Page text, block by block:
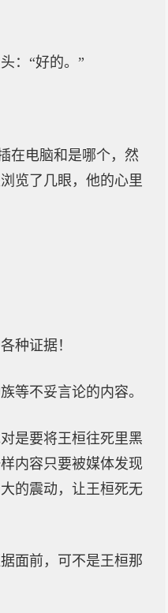
：“好的。”
在电脑和是哪个，然
览了几眼，他的心里
种证据！
等不妥言论的内容。
是要将王桓往死里黑
内容只要被媒体发现
的震动，让王桓死无
面前，可不是王桓那